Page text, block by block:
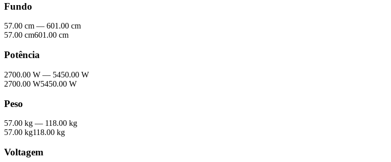
Fundo
57.00 cm — 601.00 cm
57.00 cm601.00 cm
Potência
2700.00 W — 5450.00 W
2700.00 W5450.00 W
Peso
57.00 kg — 118.00 kg
57.00 kg118.00 kg
Voltagem